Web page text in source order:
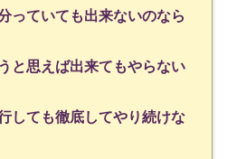
ていても出来ないのなら
と思えば出来てもやらない
しても徹底してやり続けな